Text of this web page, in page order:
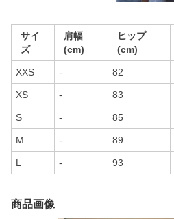
サイ
ズ
肩幅
(cm)
ヒップ
(cm)
XXS - 82
XS - 83
S - 85
M - 89
L - 93
商品画像